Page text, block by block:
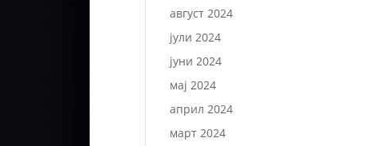
август 2024
јули 2024
јуни 2024
мај 2024
април 2024
март 2024